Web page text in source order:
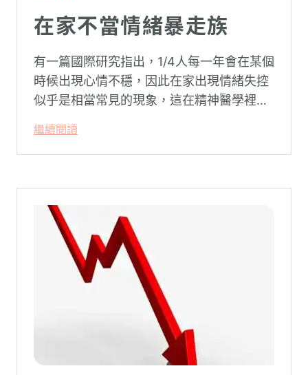
在家不當情緒暴走族
有一篇國際研究指出，1/4人每一年會在某個
時候出現心情不穩，因此在家出現情緒失控
似乎是相當常見的現象，這在精神醫學裡不
系統在長久使用之下，突然在某一次需要處
理更高層次的資料時，電腦呈現當機現象，
造成重大影響。
繼續閱讀